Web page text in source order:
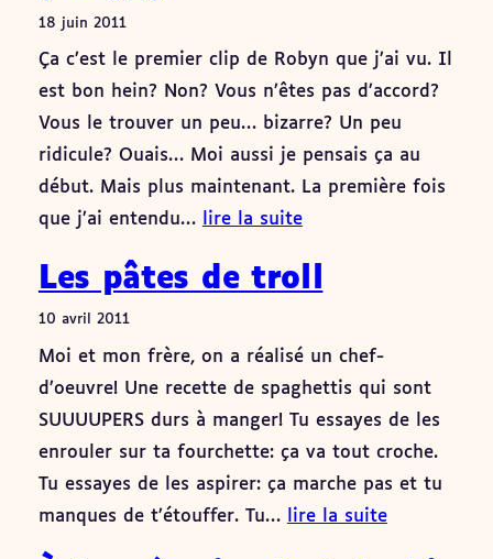
18 juin 2011
Ça c’est le premier clip de Robyn que j’ai vu. Il
est bon hein? Non? Vous n’êtes pas d’accord?
Vous le trouver un peu… bizarre? Un peu
ridicule? Ouais… Moi aussi je pensais ça au
début. Mais plus maintenant. La première fois
que j’ai entendu…
lire la suite
Les pâtes de troll
10 avril 2011
Moi et mon frère, on a réalisé un chef-
d’oeuvre! Une recette de spaghettis qui sont
SUUUUPERS durs à manger! Tu essayes de les
enrouler sur ta fourchette: ça va tout croche.
Tu essayes de les aspirer: ça marche pas et tu
manques de t’étouffer. Tu…
lire la suite